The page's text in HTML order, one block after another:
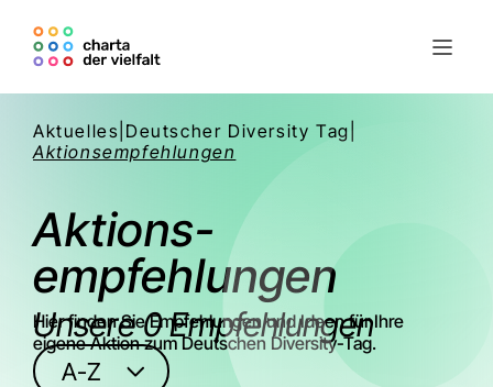
Aktuelles Deutscher Diversity Tag
Aktionsempfehlungen
Aktions-
empfehlungen
Hier finden Sie Empfehlungen und Ideen für Ihre
eigene Aktion zum Deutschen Diversity-Tag.
Unsere0Empfehlungen